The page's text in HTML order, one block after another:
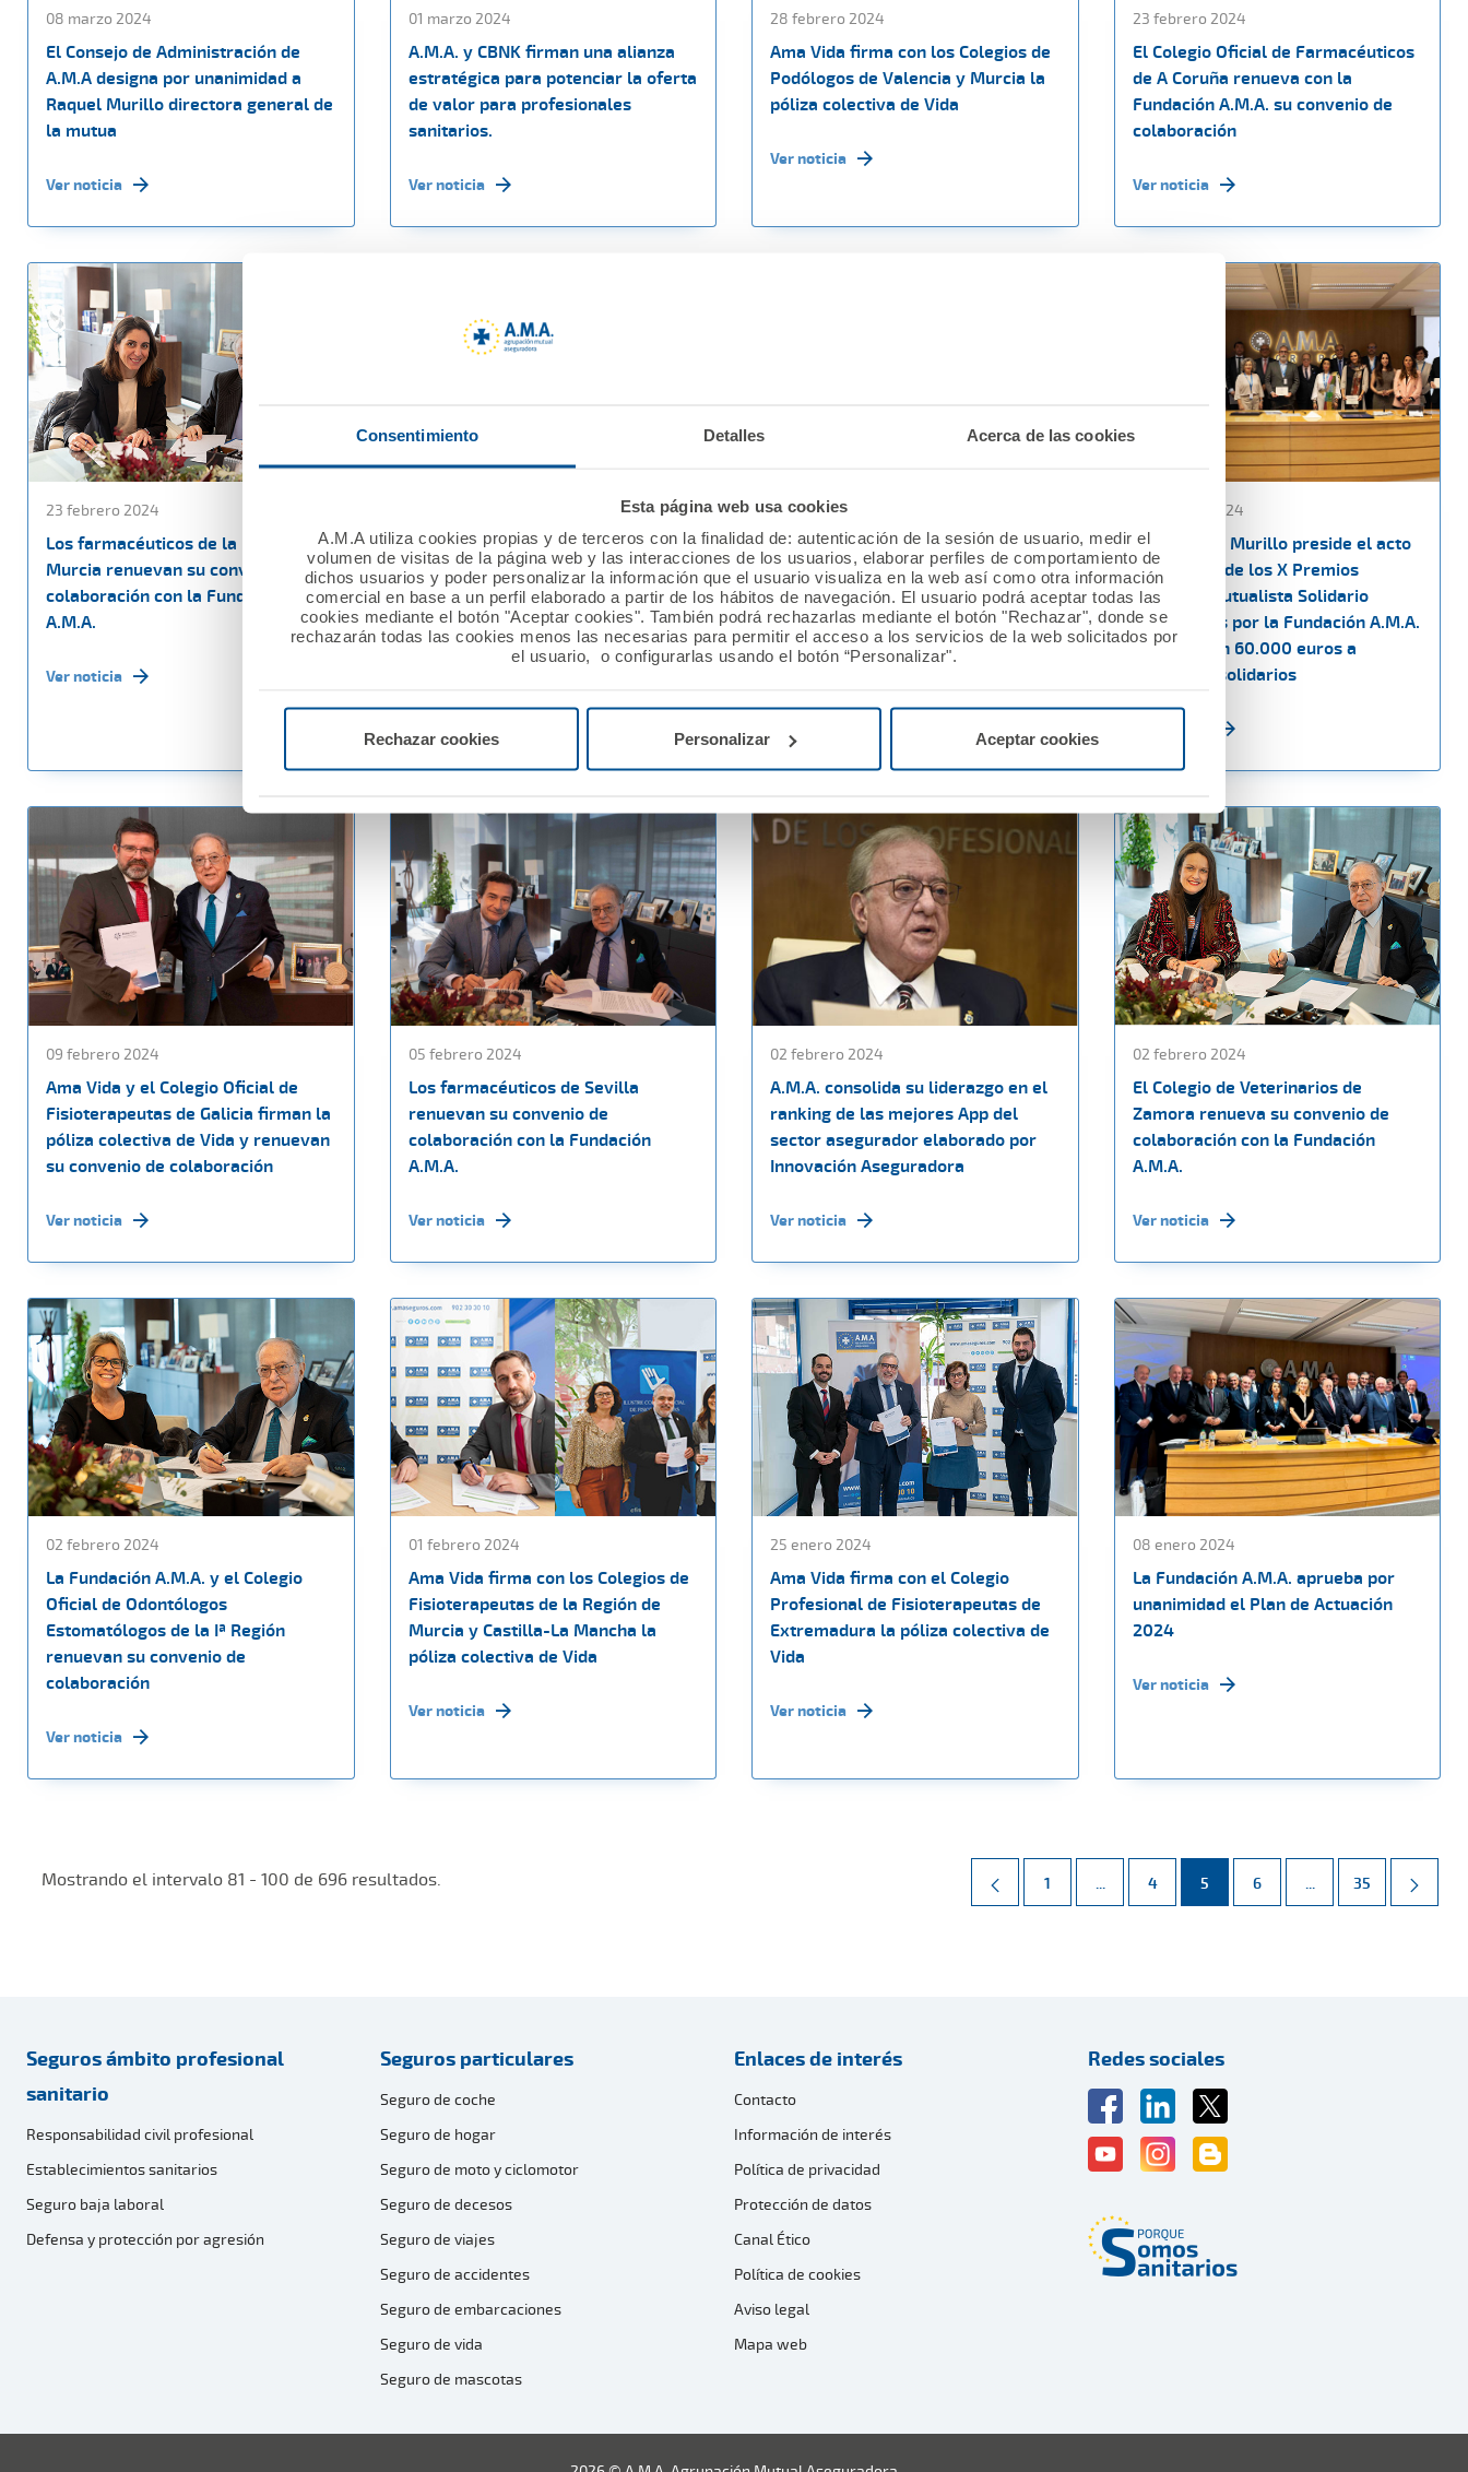
Consentimiento Detalles Acerca de las cookies
Esta página web usa cookies
A.M.A utiliza cookies propias y de terceros con la finalidad de: autenticación de la sesión de usuario, medir el
volumen de visitas de la página web y las interacciones de los usuarios, elaborar perfiles de comportamiento de
dichos usuarios y poder personalizar la información que el usuario visualiza en la web así como otra información
comercial en base a un perfil elaborado a partir de los hábitos de navegación. El usuario podrá aceptar todas las
cookies mediante el botón "Aceptar cookies". También podrá rechazarlas mediante el botón "Rechazar", donde se
rechazarán todas las cookies menos las necesarias para permitir el acceso a los servicios de la web solicitados por
el usuario, o configurarlas usando el botón “Personalizar".
Rechazar cookies Personalizar Aceptar cookies
08 marzo 2024
El Consejo de Administración de
A.M.A designa por unanimidad a
Raquel Murillo directora general de
la mutua
Ver noticia
01 marzo 2024
A.M.A. y CBNK firman una alianza
estratégica para potenciar la oferta
de valor para profesionales
sanitarios.
Ver noticia
28 febrero 2024
Ama Vida firma con los Colegios de
Podólogos de Valencia y Murcia la
póliza colectiva de Vida
Ver noticia
23 febrero 2024
El Colegio Oficial de Farmacéuticos
de A Coruña renueva con la
Fundación A.M.A. su convenio de
colaboración
Ver noticia
23 febrero 2024
Los farmacéuticos de la Región de
Murcia renuevan su convenio de
colaboración con la Fundación
A.M.A.
Ver noticia
Ama Vida firma con el Colegio
Oficial de Dentistas de Santa Cruz
de Tenerife una póliza colectiva de
Vida
16 febrero 2024
La Fundación A.M.A. y el Colegio
Oficial de Farmacéuticos de
Castellón renuevan su convenio de
colaboración
12 febrero 2024
El Dr. Diego Murillo preside el acto
de entrega de los X Premios
Nacional Mutualista Solidario
convocados por la Fundación A.M.A.
que otorgan 60.000 euros a
proyectos solidarios
09 febrero 2024
Ama Vida y el Colegio Oficial de
Fisioterapeutas de Galicia firman la
póliza colectiva de Vida y renuevan
su convenio de colaboración
Ver noticia
05 febrero 2024
Los farmacéuticos de Sevilla
renuevan su convenio de
colaboración con la Fundación
A.M.A.
Ver noticia
02 febrero 2024
A.M.A. consolida su liderazgo en el
ranking de las mejores App del
sector asegurador elaborado por
Innovación Aseguradora
Ver noticia
02 febrero 2024
El Colegio de Veterinarios de
Zamora renueva su convenio de
colaboración con la Fundación
A.M.A.
Ver noticia
02 febrero 2024
La Fundación A.M.A. y el Colegio
Oficial de Odontólogos
Estomatólogos de la Iª Región
renuevan su convenio de
colaboración
Ver noticia
01 febrero 2024
Ama Vida firma con los Colegios de
Fisioterapeutas de la Región de
Murcia y Castilla-La Mancha la
póliza colectiva de Vida
Ver noticia
25 enero 2024
Ama Vida firma con el Colegio
Profesional de Fisioterapeutas de
Extremadura la póliza colectiva de
Vida
Ver noticia
08 enero 2024
La Fundación A.M.A. aprueba por
unanimidad el Plan de Actuación
2024
Ver noticia
Mostrando el intervalo 81 - 100 de 696 resultados. Página
1 ... Páginas intermedias Use TAB para desplazarse.
Página
4 Página
5 Página
6 ... Páginas intermedias
Página
35
Seguros ámbito profesional
sanitario
Responsabilidad civil profesional
Establecimientos sanitarios
Seguro baja laboral
Defensa y protección por agresión
Seguros particulares
Seguro de coche
Seguro de hogar
Seguro de moto y ciclomotor
Seguro de decesos
Seguro de viajes
Seguro de accidentes
Seguro de embarcaciones
Seguro de vida
Seguro de mascotas
Enlaces de interés
Contacto
Información de interés
Política de privacidad
Protección de datos
Canal Ético
Política de cookies
Aviso legal
Mapa web
Redes sociales